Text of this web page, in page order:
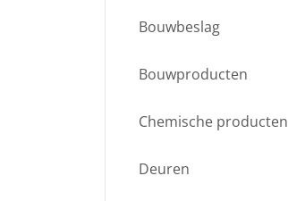
Bouwbeslag
Bouwproducten
Chemische producten
Deuren